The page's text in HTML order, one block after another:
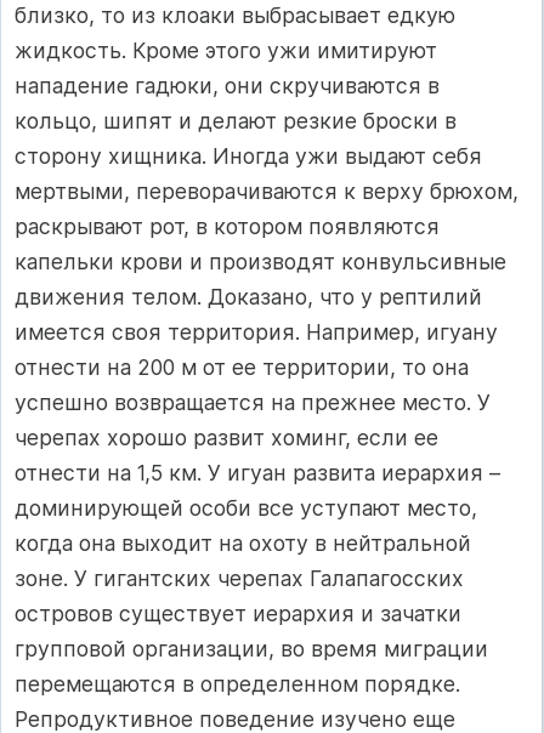
близко, то из клоаки выбрасывает едкую
жидкость. Кроме этого ужи имитируют
нападение гадюки, они скручиваются в
кольцо, шипят и делают резкие броски в
сторону хищника. Иногда ужи выдают себя
мертвыми, переворачиваются к верху брюхом,
раскрывают рот, в котором появляются
капельки крови и производят конвульсивные
движения телом. Доказано, что у рептилий
имеется своя территория. Например, игуану
отнести на 200 м от ее территории, то она
успешно возвращается на прежнее место. У
черепах хорошо развит хоминг, если ее
отнести на 1,5 км. У игуан развита иерархия –
доминирующей особи все уступают место,
когда она выходит на охоту в нейтральной
зоне. У гигантских черепах Галапагосских
островов существует иерархия и зачатки
групповой организации, во время миграции
перемещаются в определенном порядке.
Репродуктивное поведение изучено еще